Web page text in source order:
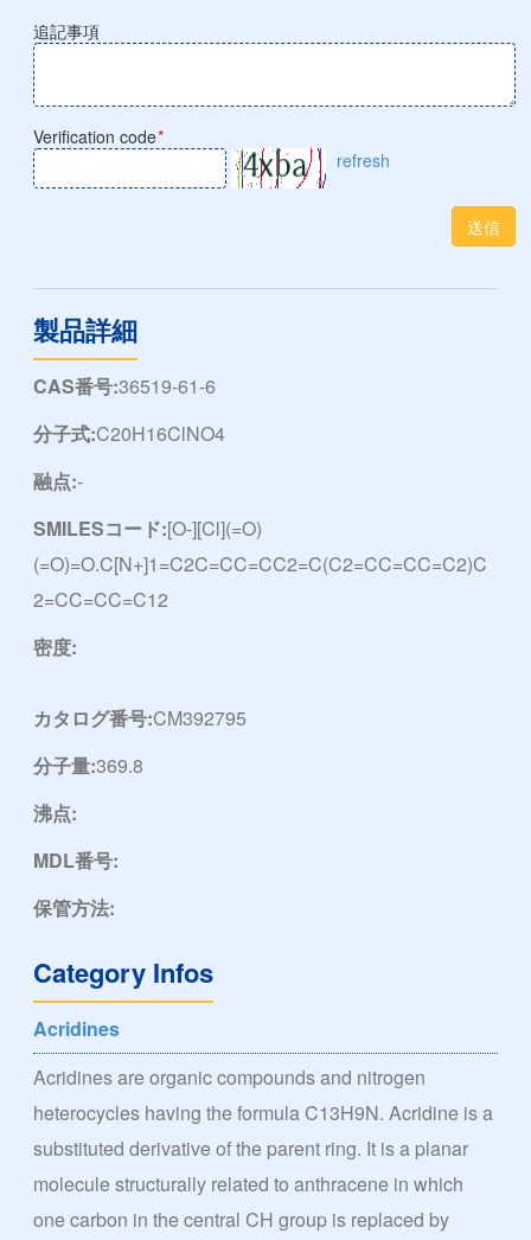
追記事項
Verification code*
refresh
送信
製品詳細
CAS番号:36519-61-6
分子式:C20H16ClNO4
融点:-
SMILESコード:[O-][Cl](=O)
(=O)=O.C[N+]1=C2C=CC=CC2=C(C2=CC=CC=C2)C
2=CC=CC=C12
密度:
カタログ番号:CM392795
分子量:369.8
沸点:
MDL番号:
保管方法:
Category Infos
Acridines
Acridines are organic compounds and nitrogen
heterocycles having the formula C13H9N. Acridine is a
substituted derivative of the parent ring. It is a planar
molecule structurally related to anthracene in which
one carbon in the central CH group is replaced by